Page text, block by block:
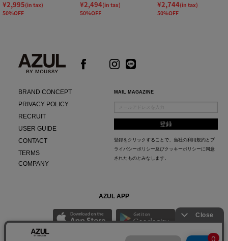
¥2,995(in tax)
50%OFF
¥2,494(in tax)
50%OFF
¥2,744(in tax)
50%OFF
BRAND CONCEPT
PRIVACY POLICY
RECRUIT
USER GUIDE
CONTACT
TERMS
COMPANY
MAIL MAGAZINE
登録をクリックすることで、当社の利用規約 と プ
ライバシーポリシー及びクッキーポリシー に同意
されたものとみなします。
AZUL APP